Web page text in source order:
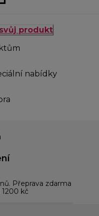
produkt
nabídky
Přeprava zdarma
kč